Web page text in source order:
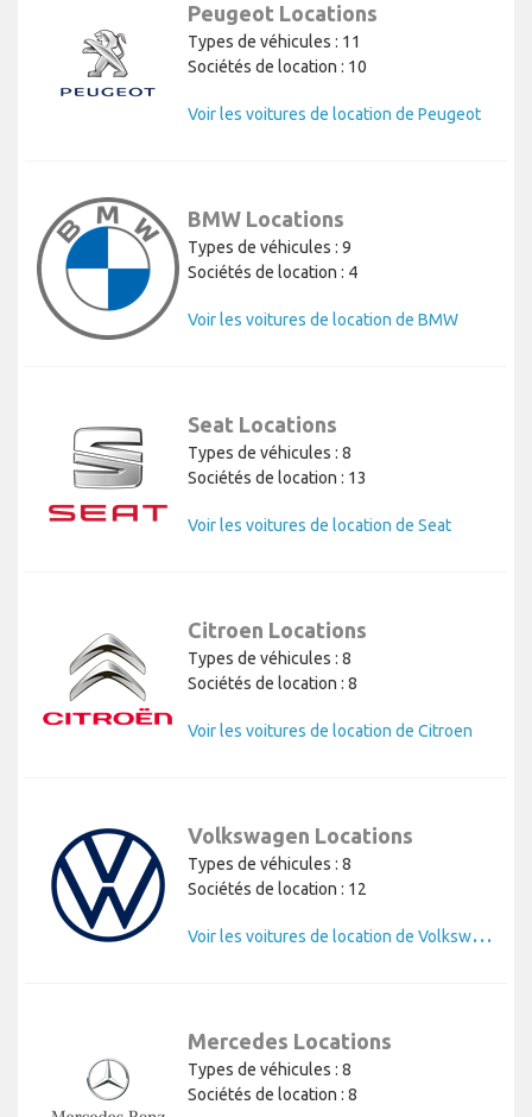
Peugeot Locations
Types de véhicules : 11
Sociétés de location : 10
Voir les voitures de location de Peugeot
BMW Locations
Types de véhicules : 9
Sociétés de location : 4
Voir les voitures de location de BMW
Seat Locations
Types de véhicules : 8
Sociétés de location : 13
Voir les voitures de location de Seat
Citroen Locations
Types de véhicules : 8
Sociétés de location : 8
Voir les voitures de location de Citroen
Volkswagen Locations
Types de véhicules : 8
Sociétés de location : 12
V
oir les voitures de location de Volkswagen
Mercedes Locations
Types de véhicules : 8
Sociétés de location : 8